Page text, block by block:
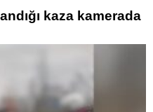
kaza kamerada